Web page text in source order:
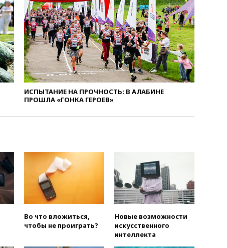
07:40 Таджикистан и
SpaceX/Starlink расширяют
сотрудничество в сфере
технологий
07:00Силы ПВО сбили шесть
БПЛА ВСУ, летевших на
Москву
06:25Золото подорожало до
$4350 за тройскую унцию
понимает сущность киевского
Мирошник: России стоит
быть готовой к продолжению
украинского конфликта
предпочел бы соглашение с
Ираном
ИСПЫТАНИЕ НА ПРОЧНОСТЬ: В АЛАБИНЕ
ПРОШЛА «ГОНКА ГЕРОЕВ»
Во что вложиться,
чтобы не проиграть?
Новые возможности
искусственного
интеллекта